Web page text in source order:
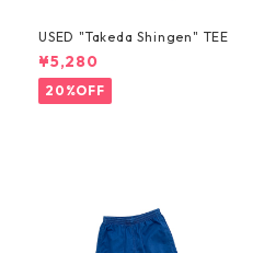
USED "Takeda Shingen" TEE
¥5,280
20%OFF